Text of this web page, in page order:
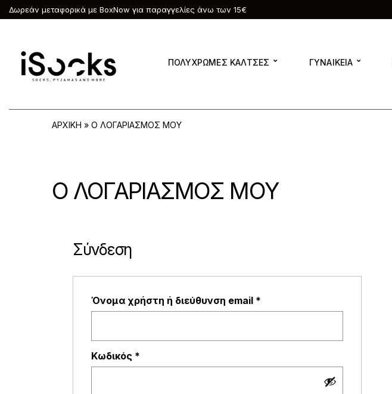
Δωρεάν μεταφορικά με BoxNow για παραγγελίες άνω των 15€
ΠΟΛΥΧΡΩΜΕΣ ΚΑΛΤΣΕΣ ΓΥΝΑΙΚΕΙΑ
ΑΡΧΙΚΗ » Ο ΛΟΓΑΡΙΑΣΜΟΣ ΜΟΥ
Ο ΛΟΓΑΡΙΑΣΜΟΣ ΜΟΥ
Σύνδεση
Όνομα χρήστη ή διεύθυνση email *
Κωδικός *